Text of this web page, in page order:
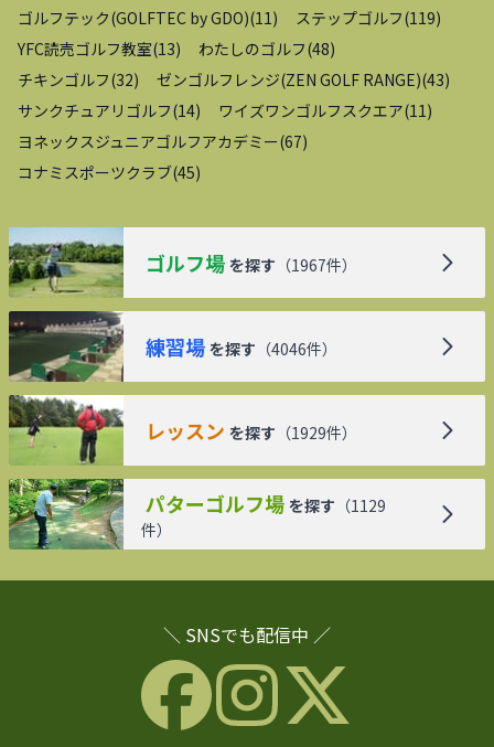
ゴルフテック(GOLFTEC by GDO)(11) ステップゴルフ(119)
YFC読売ゴルフ教室(13) わたしのゴルフ(48)
チキンゴルフ(32) ゼンゴルフレンジ(ZEN GOLF RANGE)(43)
サンクチュアリゴルフ(14) ワイズワンゴルフスクエア(11)
ヨネックスジュニアゴルフアカデミー(67)
コナミスポーツクラブ(45)
ゴルフ場 を探す （1967件）
練習場 を探す （4046件）
レッスン を探す （1929件）
パターゴルフ場 を探す （1129
件）
＼ SNSでも配信中 ／